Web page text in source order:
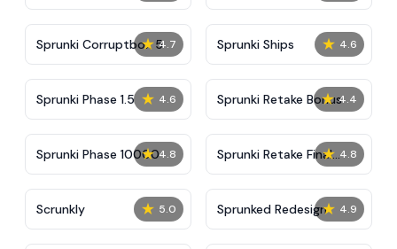
★ 4.7
Sprunki Corruptbox 5 ★ 4.6
Sprunki Ships
★ 4.6
Sprunki Phase 1.5 ★ 4.4
Sprunki Retake Bonus
★ 4.8
Sprunki Phase 10000 ★ 4.8
Sprunki Retake Final
Update
★ 5.0
Scrunkly ★ 4.9
Sprunked Redesign